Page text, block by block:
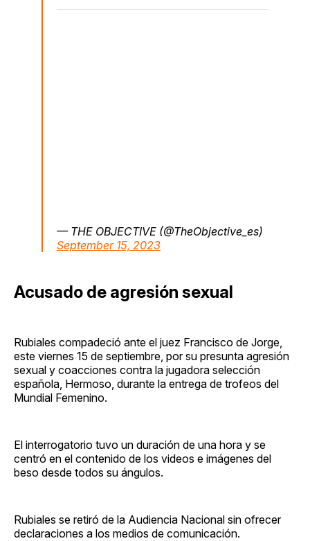
— THE OBJECTIVE (@TheObjective_es)
September 15, 2023
Acusado de agresión sexual
Rubiales compadeció ante el juez Francisco de Jorge,
este viernes 15 de septiembre, por su presunta agresión
sexual y coacciones contra la jugadora selección
española, Hermoso, durante la entrega de trofeos del
Mundial Femenino.
El interrogatorio tuvo un duración de una hora y se
centró en el contenido de los videos e imágenes del
beso desde todos su ángulos.
Rubiales se retiró de la Audiencia Nacional sin ofrecer
declaraciones a los medios de comunicación.